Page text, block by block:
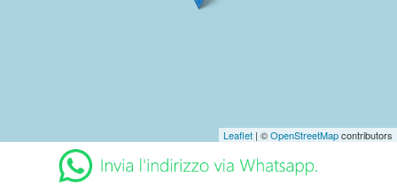
Leaflet | ©OpenStreetMapcontributors